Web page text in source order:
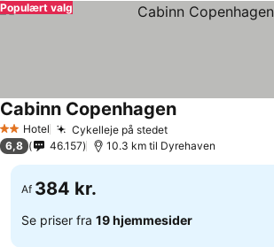
Populært valg
2 Stjerner
Hotel Cykelleje på stedetSe priser
Cabinn CopenhagenSe priser
6,8 46.157 10.3 km til Dyrehaven
Af 384 kr.
Se priser fra 19 hjemmesider